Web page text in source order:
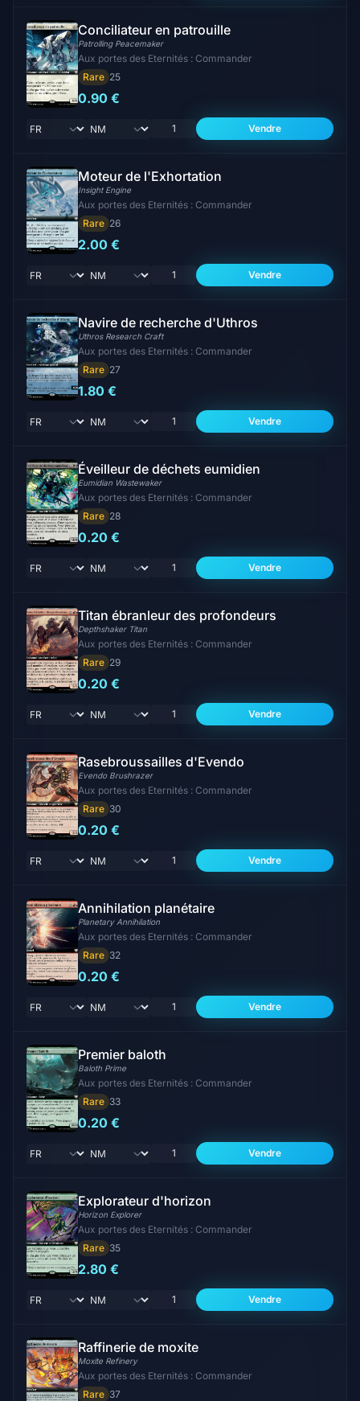
Conciliateur en patrouille
Patrolling Peacemaker
Aux portes des Eternités : Commander
Rare 25
0.90 €
Vendre
Moteur de l'Exhortation
Insight Engine
Aux portes des Eternités : Commander
Rare 26
2.00 €
Vendre
Navire de recherche d'Uthros
Uthros Research Craft
Aux portes des Eternités : Commander
Rare 27
1.80 €
Vendre
Éveilleur de déchets eumidien
Eumidian Wastewaker
Aux portes des Eternités : Commander
Rare 28
0.20 €
Vendre
Titan ébranleur des profondeurs
Depthshaker Titan
Aux portes des Eternités : Commander
Rare 29
0.20 €
Vendre
Rasebroussailles d'Evendo
Evendo Brushrazer
Aux portes des Eternités : Commander
Rare 30
0.20 €
Vendre
Annihilation planétaire
Planetary Annihilation
Aux portes des Eternités : Commander
Rare 32
0.20 €
Vendre
Premier baloth
Baloth Prime
Aux portes des Eternités : Commander
Rare 33
0.20 €
Vendre
Explorateur d'horizon
Horizon Explorer
Aux portes des Eternités : Commander
Rare 35
2.80 €
Vendre
Raffinerie de moxite
Moxite Refinery
Aux portes des Eternités : Commander
Rare 37